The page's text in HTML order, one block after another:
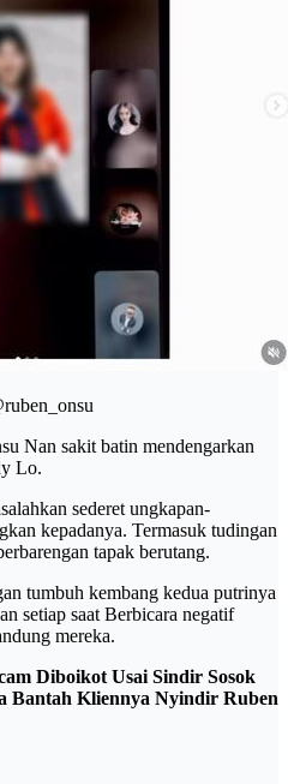
Nan sakit batin mendengarkan
Lo.
sederet ungkapan-
kepadanya. Termasuk tudingan
tapak berutang.
tumbuh kembang kedua putrinya
setiap saat Berbicara negatif
mereka.
Diboikot Usai Sindir Sosok
Bantah Kliennya Nyindir Ruben